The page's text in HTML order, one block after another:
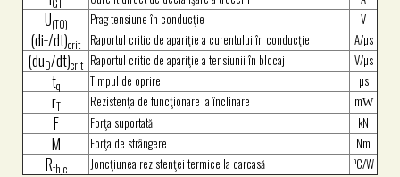
GT
U(T0) Prag tensiune în conducţie V
(diT/dt)crit Raportul critic de apariţie a curentului în conducţie A/µs
(duD/dt)crit Raportul critic de apariţie a tensiunii în blocaj V/µs
tq Timpul de oprire µs
rT Rezistenţa de funcţionare la înclinare mW
F Forţa suportată kN
M Forţa de strângere Nm
Rthjc Joncţiunea rezistenţei termice la carcasă oC/W